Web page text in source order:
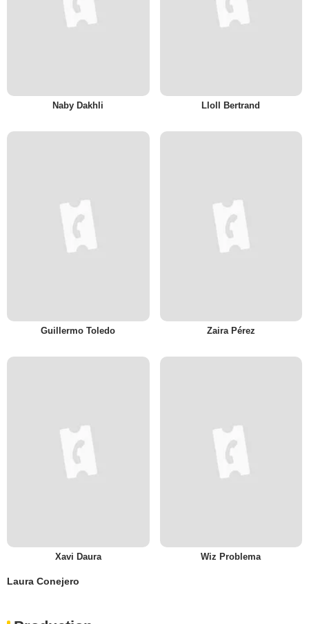
Naby Dakhli Lloll Bertrand
Guillermo Toledo Zaira Pérez
Xavi Daura Wiz Problema
Laura Conejero